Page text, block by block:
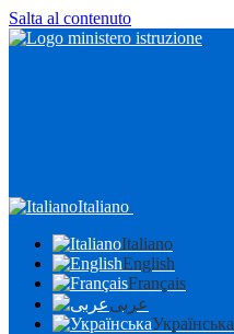
Salta al contenuto
Italiano
Italiano
English
Français
عربى
Українська